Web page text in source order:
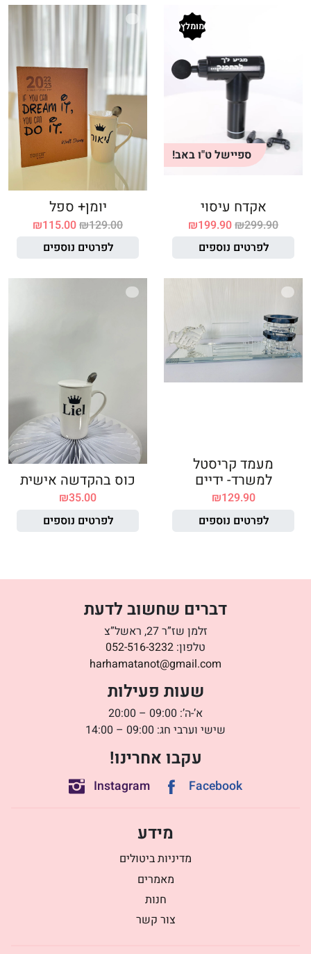
מומלץ
ספיישל ט"ו באב!
אקדח עיסוי
₪299.90
₪199.90
לפרטים נוספים
יומן+ ספל
₪129.00
₪115.00
לפרטים נוספים
מעמד קריסטל
למשרד- ידיים
₪129.90
לפרטים נוספים
כוס בהקדשה אישית
₪35.00
לפרטים נוספים
דברים שחשוב לדעת
זלמן שז”ר 27, ראשל”צ
טלפון: 052-516-3232
harhamatanot@gmail.com
שעות פעילות
א’-ה’: 09:00 – 20:00
שישי וערבי חג: 09:00 – 14:00
עקבו אחרינו!
Facebook
Instagram
מידע
מדיניות ביטולים
מאמרים
חנות
צור קשר